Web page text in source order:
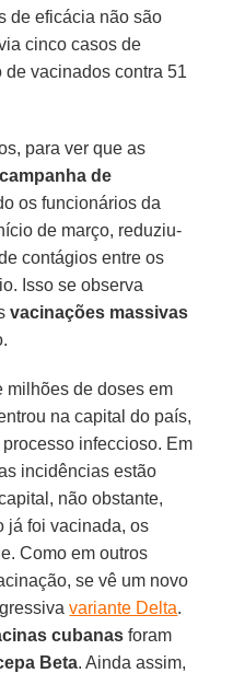
de eficácia não são
cinco casos de
vacinados contra 51
para ver que as
campanha de
os funcionários da
de março, reduziu-
contágios entre os
Isso se observa
vacinações massivas
milhões de doses em
na capital do país,
infeccioso. Em
incidências estão
não obstante,
já foi vacinada, os
Como em outros
se vê um novo
variante Delta.
cubanas foram
Beta. Ainda assim,